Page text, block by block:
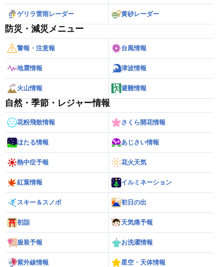
ゲリラ雷雨レーダー 黄砂レーダー
防災・減災メニュー
警報・注意報 台風情報
地震情報 津波情報
火山情報 避難情報
自然・季節・レジャー情報
花粉飛散情報 さくら開花情報
ほたる情報 あじさい情報
熱中症予報 花火天気
紅葉情報 イルミネーション
スキー＆スノボ 初日の出
初詣 天気痛予報
服装予報 お洗濯情報
紫外線情報 星空・天体情報